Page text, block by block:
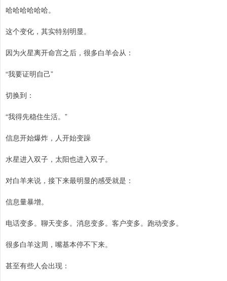
哈哈哈哈哈哈。
这个变化，其实特别明显。
因为火星离开命宫之后，很多白羊会从：
“我要证明自己”
切换到：
“我得先稳住生活。”
信息开始爆炸，人开始变躁
水星进入双子，太阳也进入双子。
对白羊来说，接下来最明显的感受就是：
信息量暴增。
电话变多。聊天变多。消息变多。客户变多。跑动变多。
很多白羊这周，嘴基本停不下来。
甚至有些人会出现：